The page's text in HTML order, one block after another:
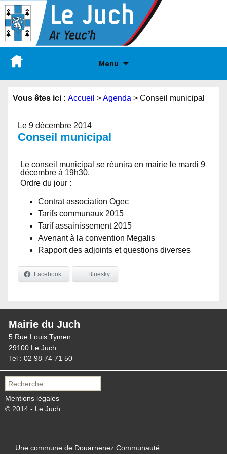
Menu
Vous êtes ici : Accueil >Agenda > Conseil municipal
Le 9 décembre 2014
Conseil municipal
Le conseil municipal se réunira en mairie le mardi 9
décembre à 19h30.
Ordre du jour :
Contrat association Ogec
Tarifs communaux 2015
Tarif assainissement 2015
Avenant à la convention Megalis
Rapport des adjoints et questions diverses
Facebook Bluesky
Mairie du Juch
5 Rue Louis Tymen
29100 Le Juch
Tel : 02 98 74 71 50
Recherche
pour :
Mentions légales
© 2014 - Le Juch
Une commune de Douarnenez Communauté